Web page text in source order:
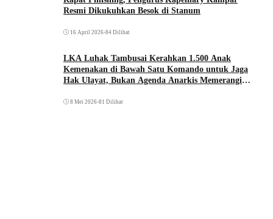
Resmi Dikukuhkan Besok di Stanum
16 April 2026•84 Dilihat
LKA Luhak Tambusai Kerahkan 1.500 Anak
Kemenakan di Bawah Satu Komando untuk Jaga
Hak Ulayat, Bukan Agenda Anarkis Memerangi
8 Mei 2026•81 Dilihat